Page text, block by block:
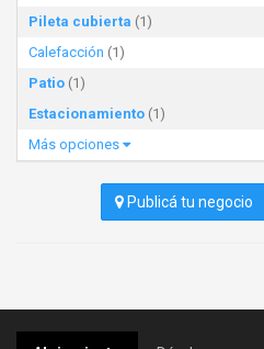
Pileta cubierta (1)
Calefacción (1)
Patio (1)
Estacionamiento (1)
Más opciones
Publicá tu negocio